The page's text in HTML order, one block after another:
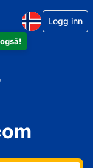
Logg inn